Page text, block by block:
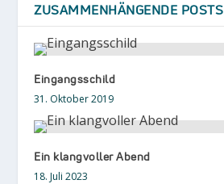
ZUSAMMENHÄNGENDE POSTS
Eingangsschild
31. Oktober 2019
Ein klangvoller Abend
18. Juli 2023